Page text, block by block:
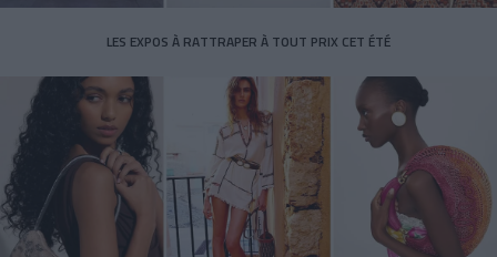
LES EXPOS À RATTRAPER À TOUT PRIX CET ÉTÉ